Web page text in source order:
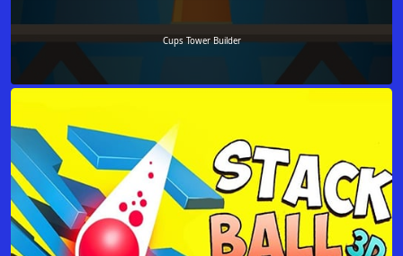
Cups Tower Builder